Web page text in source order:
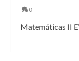
0
Matemáticas II